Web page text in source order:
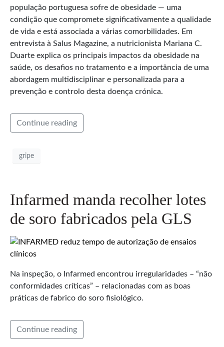
população portuguesa sofre de obesidade — uma
condição que compromete significativamente a qualidade
de vida e está associada a várias comorbilidades. Em
entrevista à Salus Magazine, a nutricionista Mariana C.
Duarte explica os principais impactos da obesidade na
saúde, os desafios no tratamento e a importância de uma
abordagem multidisciplinar e personalizada para a
prevenção e controlo desta doença crónica.
Continue reading
gripe
Infarmed manda recolher lotes
de soro fabricados pela GLS
Na inspeção, o Infarmed encontrou irregularidades – “não
conformidades críticas” – relacionadas com as boas
práticas de fabrico do soro fisiológico.
Continue reading